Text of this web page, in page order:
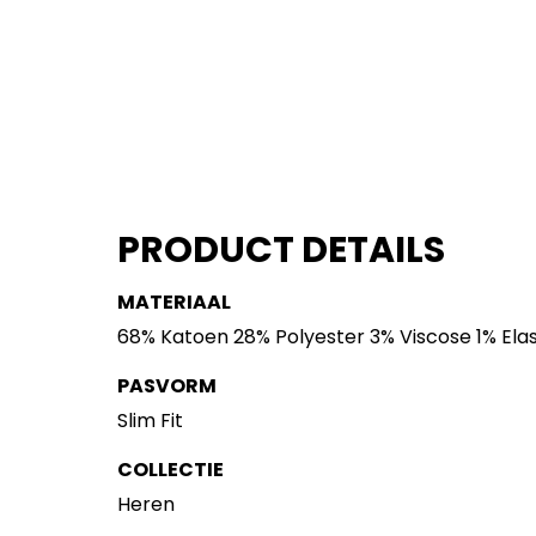
PRODUCT DETAILS
MATERIAAL
68% Katoen 28% Polyester 3% Viscose 1%
PASVORM
Slim Fit
COLLECTIE
Heren